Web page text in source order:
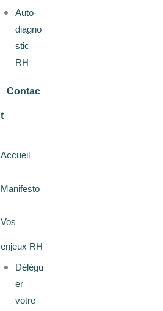
Auto-
diagno
stic
RH
Contac
t
Accueil
Manifesto
Vos
enjeux RH
Délégu
er
votre